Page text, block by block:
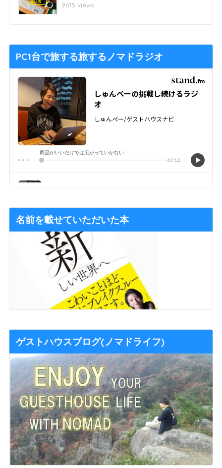
9615 views
PC1台で旅する旅するノマドラジオ
名前を載せていただいた本
ゲストハウスブログ(ノマドライフ)